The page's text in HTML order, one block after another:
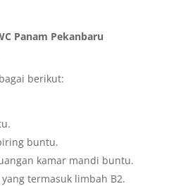
Panam Pekanbaru
berikut:
buntu.
kamar mandi buntu.
termasuk limbah B2.